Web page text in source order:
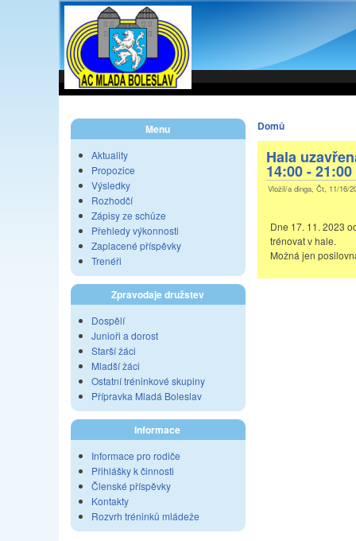
Menu
Aktuality
Propozice
Výsledky
Rozhodčí
Zápisy ze schůze
Přehledy výkonnosti
Zaplacené příspěvky
Trenéři
Zpravodaje družstev
Dospělí
Junioři a dorost
Starší žáci
Mladší žáci
Ostatní tréninkové skupiny
Přípravka Mladá Boleslav
Informace
Informace pro rodiče
Přihlášky k činnosti
Členské příspěvky
Kontakty
Rozvrh tréninků mládeže
Domů
Hala
14:00 - 21:00
Vložil/a dinga, Čt, 11/16/
Dne 17. 11. 2023
trénovat v hale.
Možná jen